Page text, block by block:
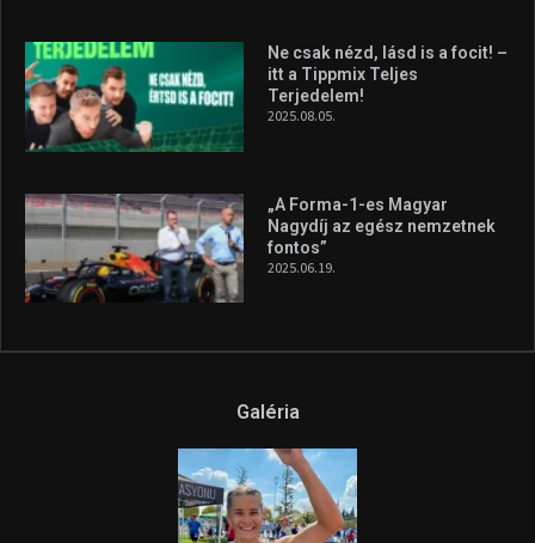
Ne csak nézd, lásd is a focit! –
itt a Tippmix Teljes
Terjedelem!
2025.08.05.
„A Forma-1-es Magyar
Nagydíj az egész nemzetnek
fontos”
2025.06.19.
Galéria